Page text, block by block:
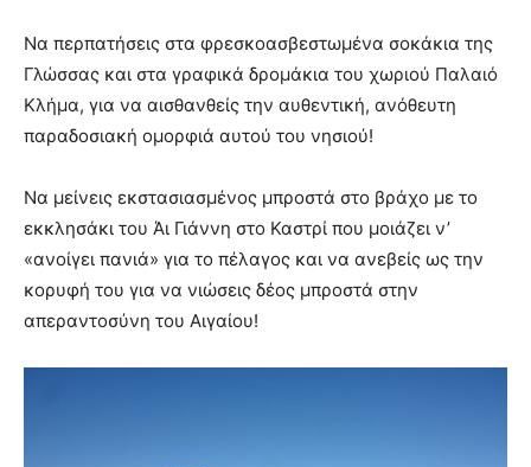
Να περπατήσεις στα φρεσκοασβεστωμένα σοκάκια της
Γλώσσας και στα γραφικά δρομάκια του χωριού Παλαιό
Κλήμα, για να αισθανθείς την αυθεντική, ανόθευτη
παραδοσιακή ομορφιά αυτού του νησιού!
Να μείνεις εκστασιασμένος μπροστά στο βράχο με το
εκκλησάκι του Άι Γιάννη στο Καστρί που μοιάζει ν’
«ανοίγει πανιά» για το πέλαγος και να ανεβείς ως την
κορυφή του για να νιώσεις δέος μπροστά στην
απεραντοσύνη του Αιγαίου!